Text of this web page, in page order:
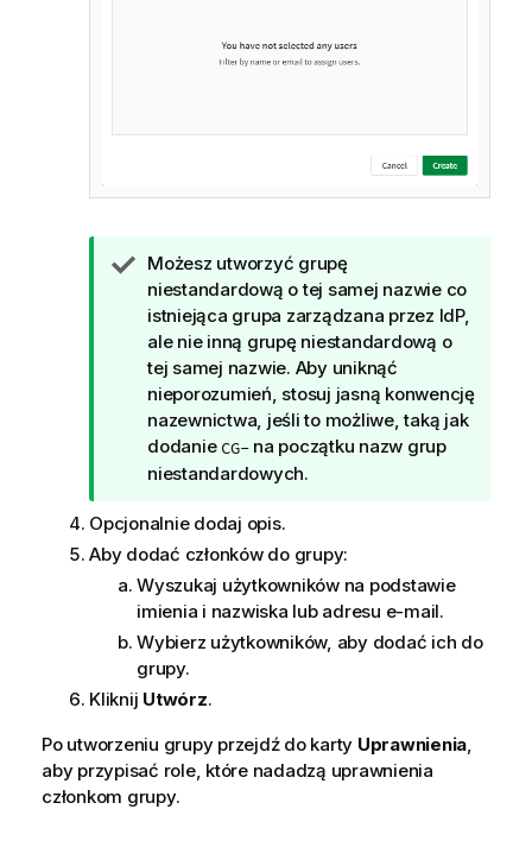
W
s
k
a
z
ó
w
k
a
Możesz utworzyć grupę
niestandardową o tej samej nazwie co
istniejąca grupa zarządzana przez IdP,
ale nie inną grupę niestandardową o
tej samej nazwie. Aby uniknąć
nieporozumień, stosuj jasną konwencję
nazewnictwa, jeśli to możliwe, taką jak
dodanie CG-na początku nazw grup
niestandardowych.
Opcjonalnie dodaj opis.
Aby dodać członków do grupy:
Wyszukaj użytkowników na podstawie
imienia i nazwiska lub adresu e-mail.
Wybierz użytkowników, aby dodać ich do
grupy.
Kliknij Utwórz.
Po utworzeniu grupy przejdź do karty Uprawnienia
aby przypisać role, które nadadzą uprawnienia
członkom grupy.